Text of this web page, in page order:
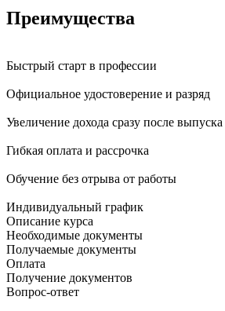
Преимущества
Быстрый старт в профессии
Официальное удостоверение и разряд
Увеличение дохода сразу после выпуска
Гибкая оплата и рассрочка
Обучение без отрыва от работы
Индивидуальный график
Описание курса
Необходимые документы
Получаемые документы
Оплата
Получение документов
Вопрос-ответ